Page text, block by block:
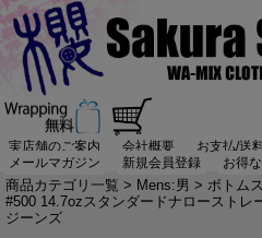
実店舗のご案内 会社概要 お支払/送
メールマガジン
新規会員登録 お得
商品カテゴリ一覧 > Mens:男 > ボトムス
#500 14.7ozスタンダードナロースト
ジーンズ